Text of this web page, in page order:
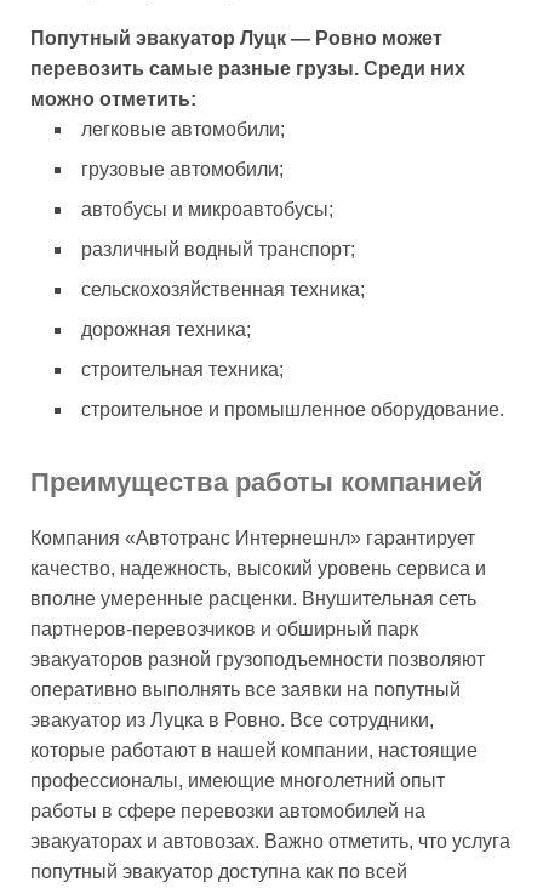
Попутный эвакуатор Луцк — Ровно может
перевозить самые разные грузы. Среди них
можно отметить:
легковые автомобили;
грузовые автомобили;
автобусы и микроавтобусы;
различный водный транспорт;
сельскохозяйственная техника;
дорожная техника;
строительная техника;
строительное и промышленное оборудование.
Преимущества работы компанией
Компания «Автотранс Интернешнл» гарантирует
качество, надежность, высокий уровень сервиса и
вполне умеренные расценки. Внушительная сеть
партнеров-перевозчиков и обширный парк
эвакуаторов разной грузоподъемности позволяют
оперативно выполнять все заявки на попутный
эвакуатор из Луцка в Ровно. Все сотрудники,
которые работают в нашей компании, настоящие
профессионалы, имеющие многолетний опыт
работы в сфере перевозки автомобилей на
эвакуаторах и автовозах. Важно отметить, что услуга
попутный эвакуатор доступна как по всей